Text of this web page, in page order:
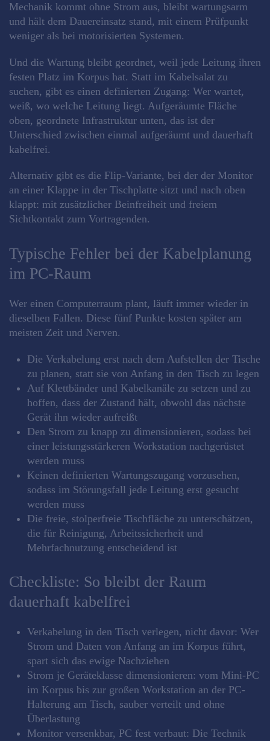
Mechanik kommt ohne Strom aus, bleibt wartungsarm
und hält dem Dauereinsatz stand, mit einem Prüfpunkt
weniger als bei motorisierten Systemen.
Und die Wartung bleibt geordnet, weil jede Leitung ihren
festen Platz im Korpus hat. Statt im Kabelsalat zu
suchen, gibt es einen definierten Zugang: Wer wartet,
weiß, wo welche Leitung liegt. Aufgeräumte Fläche
oben, geordnete Infrastruktur unten, das ist der
Unterschied zwischen einmal aufgeräumt und dauerhaft
kabelfrei.
Alternativ gibt es die Flip-Variante, bei der der Monitor
an einer Klappe in der Tischplatte sitzt und nach oben
klappt: mit zusätzlicher Beinfreiheit und freiem
Sichtkontakt zum Vortragenden.
Typische Fehler bei der Kabelplanung
im PC-Raum
Wer einen Computerraum plant, läuft immer wieder in
dieselben Fallen. Diese fünf Punkte kosten später am
meisten Zeit und Nerven.
Die Verkabelung erst nach dem Aufstellen der Tische
zu planen, statt sie von Anfang in den Tisch zu legen
Auf Klettbänder und Kabelkanäle zu setzen und zu
hoffen, dass der Zustand hält, obwohl das nächste
Gerät ihn wieder aufreißt
Den Strom zu knapp zu dimensionieren, sodass bei
einer leistungsstärkeren Workstation nachgerüstet
werden muss
Keinen definierten Wartungszugang vorzusehen,
sodass im Störungsfall jede Leitung erst gesucht
werden muss
Die freie, stolperfreie Tischfläche zu unterschätzen,
die für Reinigung, Arbeitssicherheit und
Mehrfachnutzung entscheidend ist
Checkliste: So bleibt der Raum
dauerhaft kabelfrei
Verkabelung in den Tisch verlegen, nicht davor: Wer
Strom und Daten von Anfang an im Korpus führt,
spart sich das ewige Nachziehen
Strom je Geräteklasse dimensionieren: vom Mini-PC
im Korpus bis zur großen Workstation an der PC-
Halterung am Tisch, sauber verteilt und ohne
Überlastung
Monitor versenkbar, PC fest verbaut: Die Technik